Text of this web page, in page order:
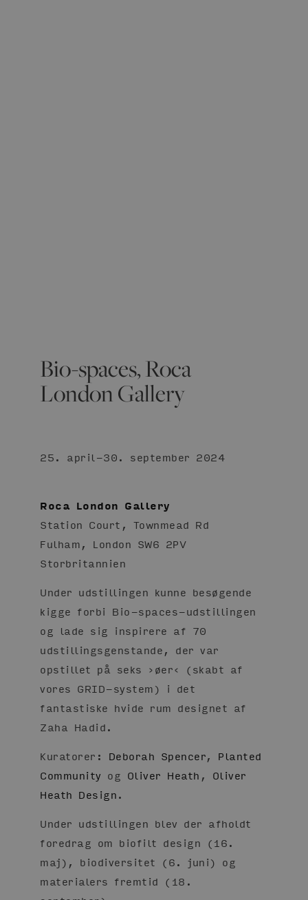
Bio-spaces, Roca
London Gallery
25. april-30. september 2024
Roca London Gallery
Station Court, Townmead Rd
Fulham, London SW6 2PV
Storbritannien
Under udstillingen kunne besøgende
kigge forbi Bio-spaces-udstillingen
og lade sig inspirere af 70
udstillingsgenstande, der var
opstillet på seks ›øer‹ (skabt af
vores GRID-system) i det
fantastiske hvide rum designet af
Zaha Hadid.
Kuratorer: Deborah Spencer, Planted
Community og Oliver Heath , Oliver
Heath Design.
Under udstillingen blev der afholdt
foredrag om biofilt design (16.
maj), biodiversitet (6. juni) og
materialers fremtid (18.